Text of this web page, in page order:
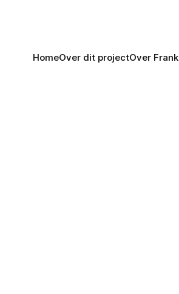
HomeOver dit projectOver Frank